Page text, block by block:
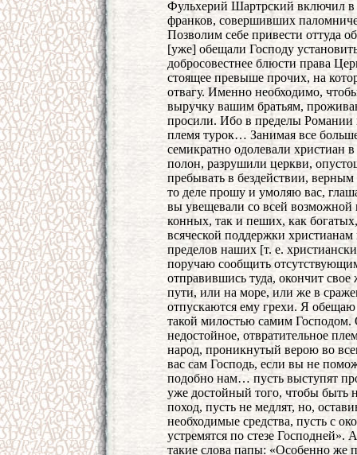
Фульхерий Шартрский включил в
франков, совершивших
Позволим себе привести
[уже] обещали Господу
добросовестнее блюсти права
стоящее превыше прочих, на
отвагу. Именно необходимо,
выручку вашим братьям,
просили. Ибо в пределы Романии
племя турок… Занимая все
семикратно одолевали христиан
полон, разрушили церкви,
пребывать в бездействии,
то деле прошу и умоляю вас,
вы увещевали со всей возможной
конных, так и пеших, как
всяческой поддержки
пределов наших [т. е.
поручаю сообщить
отправившись туда, окончит
пути, или на море, или же в
отпускаются ему грехи. Я
такой милостью самим Господом.
недостойное, отвратительное
народ, проникнутый верою во
вас сам Господь, если вы не
подобно нам… пусть выступят
уже достойный того, чтобы быть
поход, пусть не медлят, но,
необходимые средства, пусть с
устремятся по стезе Господней».
такие слова папы: «Особенно же